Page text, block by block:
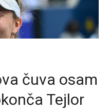
čuva osam
Tejlor